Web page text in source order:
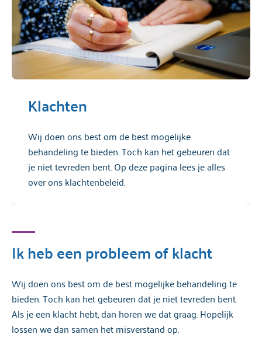
Klachten
Wij doen ons best om de best mogelijke
behandeling te bieden. Toch kan het gebeuren dat
je niet tevreden bent. Op deze pagina lees je alles
over ons klachtenbeleid.
Ik heb een probleem of klacht
Wij doen ons best om de best mogelijke behandeling te
bieden. Toch kan het gebeuren dat je niet tevreden bent.
Als je een klacht hebt, dan horen we dat graag. Hopelijk
lossen we dan samen het misverstand op.